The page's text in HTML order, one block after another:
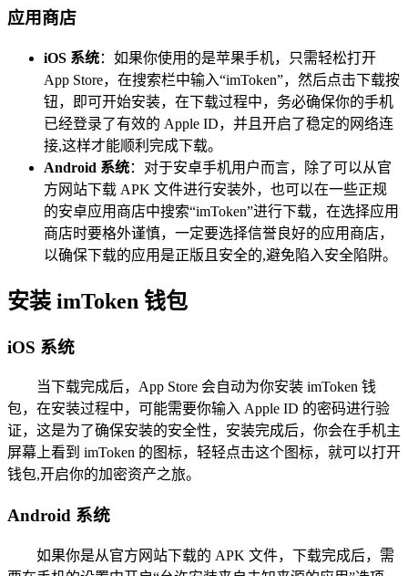
应用商店
iOS 系统：如果你使用的是苹果手机，只需轻松打开
App Store，在搜索栏中输入“imToken”，然后点击下载按
钮，即可开始安装，在下载过程中，务必确保你的手机
已经登录了有效的 Apple ID，并且开启了稳定的网络连
接,这样才能顺利完成下载。
Android 系统：对于安卓手机用户而言，除了可以从官
方网站下载 APK 文件进行安装外，也可以在一些正规
的安卓应用商店中搜索“imToken”进行下载，在选择应用
商店时要格外谨慎，一定要选择信誉良好的应用商店，
以确保下载的应用是正版且安全的,避免陷入安全陷阱。
安装 imToken 钱包
iOS 系统
当下载完成后，App Store 会自动为你安装 imToken 钱
包，在安装过程中，可能需要你输入 Apple ID 的密码进行验
证，这是为了确保安装的安全性，安装完成后，你会在手机主
屏幕上看到 imToken 的图标，轻轻点击这个图标，就可以打开
钱包,开启你的加密资产之旅。
Android 系统
如果你是从官方网站下载的 APK 文件，下载完成后，需